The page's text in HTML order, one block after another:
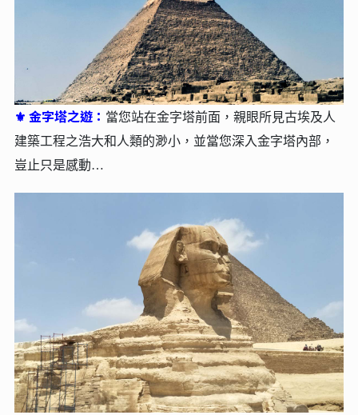
⚜ 金字塔之遊： 當您站在金字塔前面，親眼所見古埃及人
建築工程之浩大和人類的渺小，並當您深入金字塔內部，
豈止只是感動…